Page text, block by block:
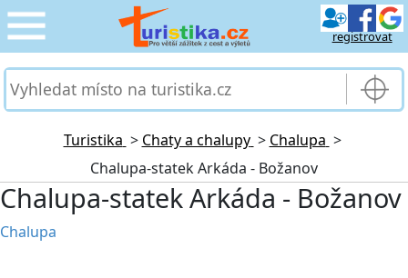
registrovat
CESTOVÁNÍ
PRO TURISTY ›
MOJE TURISTIKA
Turistika > Chaty a chalupy > Chalupa >
Chalupa-statek Arkáda - Božanov
Chalupa-statek Arkáda - Božanov
Chalupa